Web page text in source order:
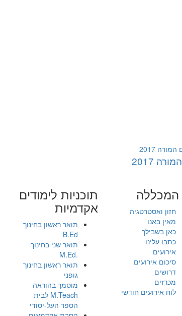
2017
המכללה
חזון ואסטרטגיה
מאין באנו
כאן בשבילך
כתבו עלינו
אירועים
סיכום אירועים
דרושים
מכרזים
לוח אירועים חודשי
תוכניות לימודים
אקדמיות
תואר ראשון בחינוך
B.Ed
תואר שני בחינוך
.M.Ed
תואר ראשון בחינוך
גופני
מוסמך בהוראה
M.Teach לבית
הספר העל-יסודי